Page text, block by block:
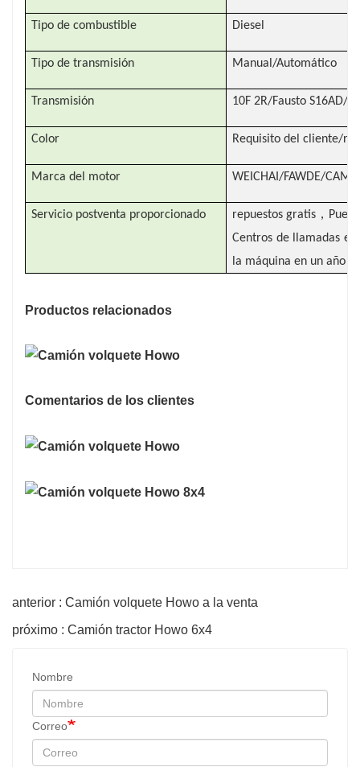
Tipo de combustible Diesel
Tipo de transmisión Manual/Automático
Transmisión 10F 2R/Fausto S16AD/
Color Requisito del cliente/
Marca del motor WEICHAI/FAWDE/
Servicio postventa proporcionado repuestos gratis ，
Centros de llamadas
la máquina en un año
Productos relacionados
Comentarios de los clientes
anterior : Camión volquete Howo a la venta
próximo : Camión tractor Howo 6x4
Nombre
Correo